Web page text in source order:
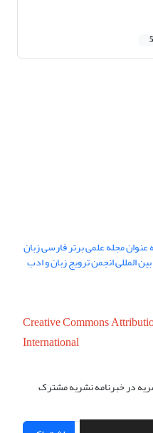
مجله علمی برتر فارسی زبان
بین المللی انجمن ترویج زبان و ادب
Creative Commons
International
در خبرنامه نشریه مشترک